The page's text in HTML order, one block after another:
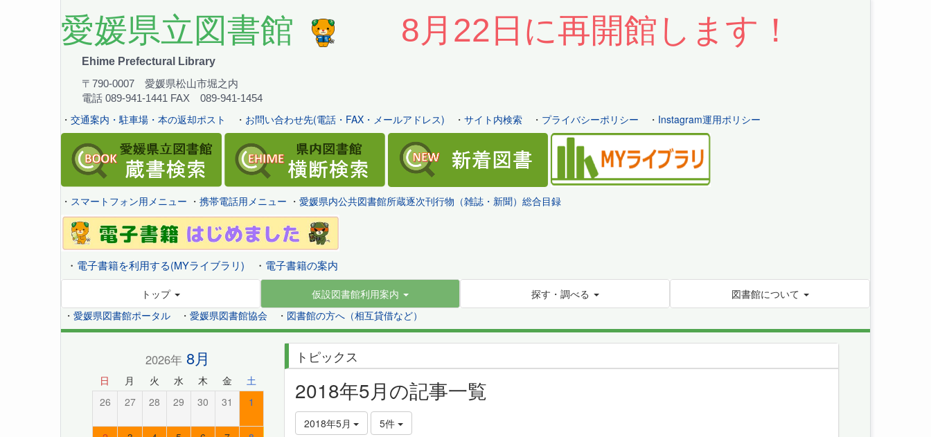
愛媛県立図書館 8月22日に再開館します！
Ehime Prefectural Library
〒790-0007 愛媛県松山市堀之内
電話 089-941-1441 FAX 089-941-1454
・ 交通案内・駐車場・本の返却ポスト ・ お問い合わせ先(電話・FAX・メールアドレス) ・ サイト内検索 ・ プライバシーポリシー ・ Instagram運用ポリシー
・ スマートフォン用メニュー ・ 携帯電話用メニュー ・ 愛媛県内公共図書館所蔵逐次刊行物（雑誌・新聞）総合目録
・ 電子書籍を利用する(MYライブラリ) ・ 電子書籍の案内
トップ 仮設図書館利用案内 探す・調べる
図書館について
・ 愛媛県図書館ポータル ・ 愛媛県図書館協会 ・ 図書館の方へ（相互貸借など）
トピックス
2018年5月の記事一覧
2018年5月 5件
2026年 8月
日 月 火 水 木 金 土
26 27 28 29 30 31 1